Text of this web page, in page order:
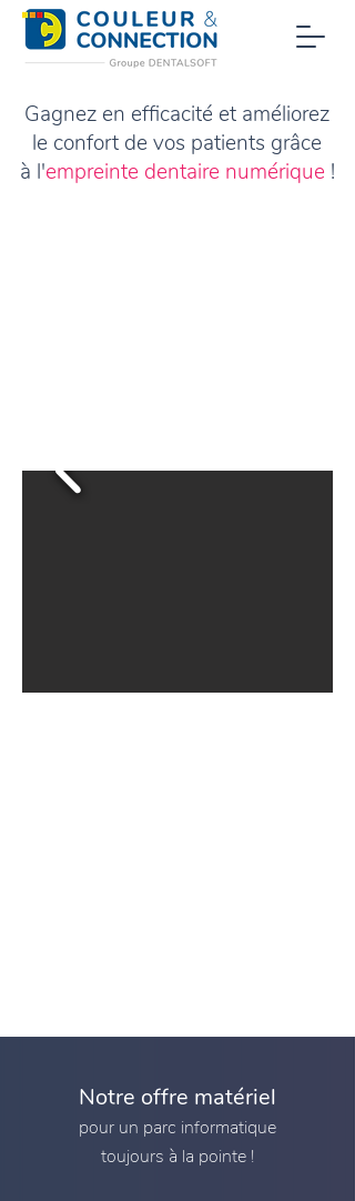
Gagnez en efficacité et améliorez
le confort de vos patients grâce
à l'empreinte dentaire numérique !
Notre offre matériel
pour un parc informatique
toujours à la pointe !